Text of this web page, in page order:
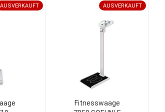
AUSVERKAUFT AUSVERKAUFT
Fitnesswaage